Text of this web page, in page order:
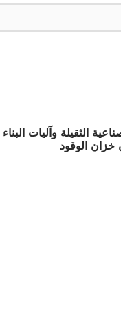
الثقيلة وآليات البناء
خزان الوقود